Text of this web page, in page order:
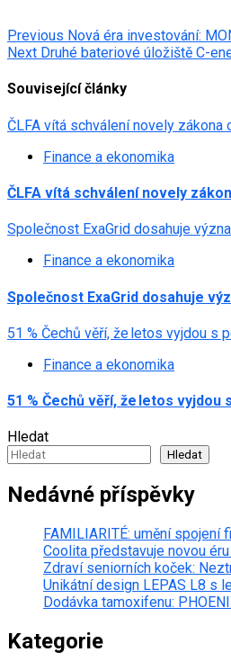
Post
navigation
Previous Nová éra investování:
Next Druhé bateriové úložiště C-
Související články
ČLFA vítá schválení novely
Finance a ekonomika
ČLFA vítá schválení novely
Společnost ExaGrid dosahuje
Finance a ekonomika
Společnost ExaGrid dosahuje
51 % Čechů věří, že letos vyjdou s
Finance a ekonomika
51 % Čechů věří, že letos vyjdou
Hledat
Hledat
Nedávné příspěvky
FAMILIARITÉ: umění spojení
Coolita představuje novou
Zdraví seniorních koček:
Unikátní design LEPAS L8 s
Dodávka tamoxifenu:
Kategorie